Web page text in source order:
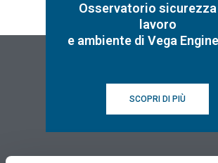
Osservatorio sicurezza
lavoro
e ambiente di Vega
SCOPRI DI PIÙ